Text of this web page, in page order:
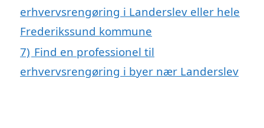
erhvervsrengøring i Landerslev eller hele
Frederikssund kommune
7) Find en professionel til
erhvervsrengøring i byer nær Landerslev